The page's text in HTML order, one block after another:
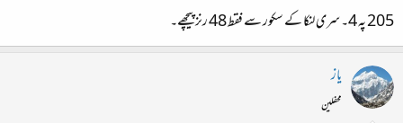
205 پہ 4۔ سری لنکا کے سکور سے فقط 48 رنز پیچھے۔
یاز
محفلین